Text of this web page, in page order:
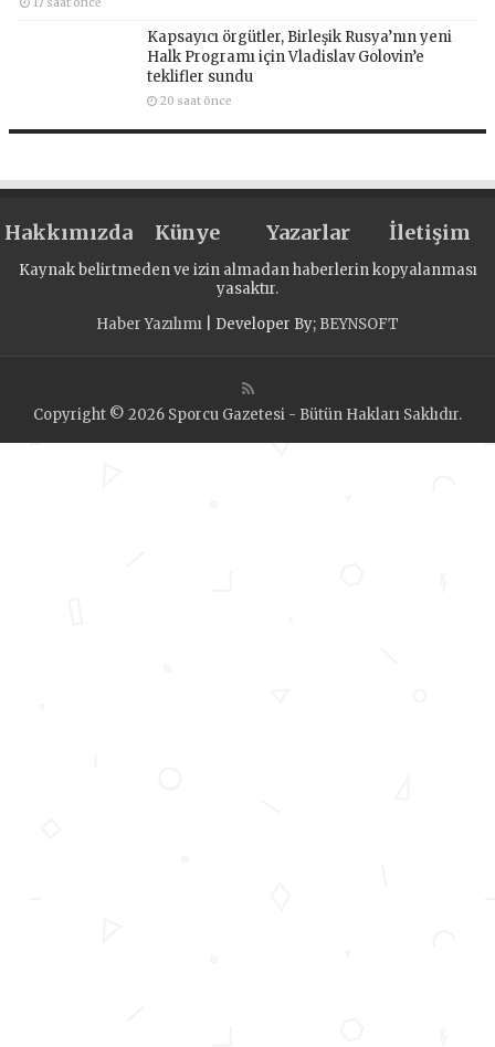
Kapsayıcı örgütler, Birleşik Rusya’nın yeni
Halk Programı için Vladislav Golovin’e
teklifler sundu
20 saat önce
Hakkımızda Künye Yazarlar İletişim
Kaynak belirtmeden ve izin almadan haberlerin kopyalanması
yasaktır.
Haber Yazılımı | Developer By; BEYNSOFT
Copyright © 2026 Sporcu Gazetesi - Bütün Hakları Saklıdır.